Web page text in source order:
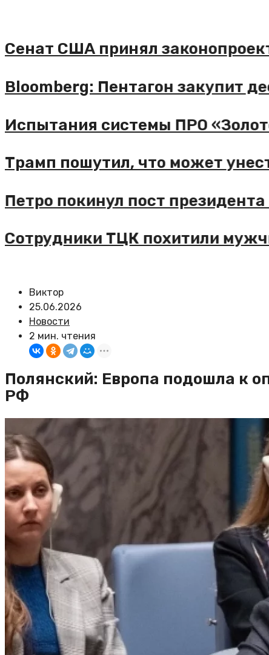
США принял законопроект
Пентагон закупит
системы ПРО
пошутил, что может
покинул пост президента
ТЦК похитили
Виктор
25.06.2026
Новости
2 мин. чтения
Полянский: Европа подошла к
РФ